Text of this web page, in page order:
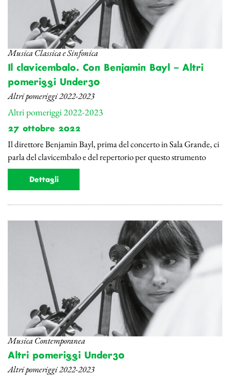
Musica Classica e Sinfonica
Il clavicembalo. Con Benjamin Bayl – Altri
pomeriggi Under30
Altri pomeriggi 2022-2023
Altri pomeriggi 2022-2023
27 ottobre 2022
Il direttore Benjamin Bayl, prima del concerto in Sala Grande, ci
parla del clavicembalo e del repertorio per questo strumento
Dettagli
Musica Contemporanea
Altri pomeriggi Under30
Altri pomeriggi 2022-2023